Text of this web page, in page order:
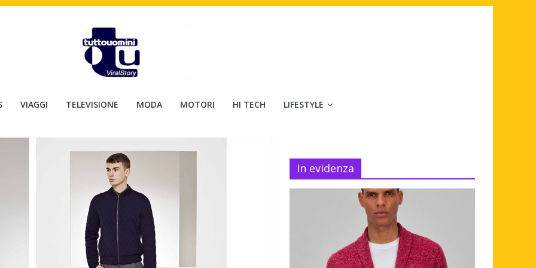
VIAGGI TELEVISIONE MODA MOTORI HI TECH LIFESTYLE
In evidenza